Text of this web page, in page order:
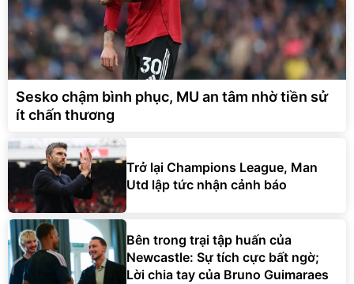
Sesko chậm bình phục, MU an tâm nhờ tiền sử
ít chấn thương
Trở lại Champions League, Man
Utd lập tức nhận cảnh báo
Bên trong trại tập huấn của
Newcastle: Sự tích cực bất ngờ;
Lời chia tay của Bruno Guimaraes